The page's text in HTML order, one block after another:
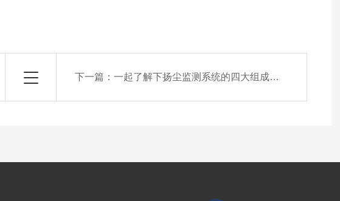
下一篇： 一起了解下扬尘监测系统的四大组成部分